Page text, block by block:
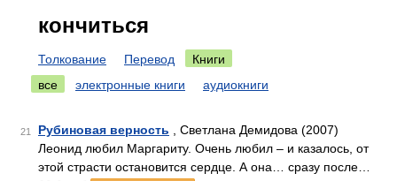
кончиться
Толкование Перевод
Книги
все
электронные книги аудиокниги
21 Рубиновая верность , Светлана Демидова (2007)
Леонид любил Маргариту. Очень любил – и казалось, от
этой страсти остановится сердце. А она… сразу после…